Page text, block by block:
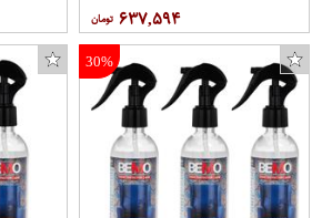
۶۳۷,۵۹۴
30%